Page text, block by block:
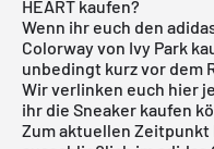
HEART kaufen?
Wenn ihr euch den
Colorway von Ivy Park
unbedingt kurz vor dem
Wir verlinken euch hier
ihr die Sneaker kaufen
Zum aktuellen Zeitpunkt